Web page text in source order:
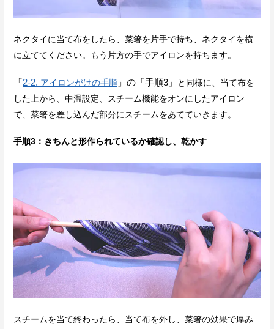
ネクタイに当て布をしたら、菜箸を片手で持ち、ネクタイを横
に立ててください。もう片方の手でアイロンを持ちます。
「2-2. アイロンがけの手順 」の「手順3」
と同様に、当て布を
した上から、中温設定、スチーム機能をオンにしたアイロン
で、菜箸を差し込んだ部分にスチームをあてていきます。
手順3：きちんと形作られているか確認し、乾かす
スチームを当て終わったら、当て布を外し、菜箸の効果で厚み